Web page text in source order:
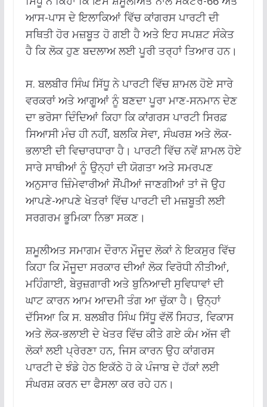
ਆਸ-ਪਾਸ ਦੇ ਇਲਾਕਿਆਂ ਵਿੱਚ ਕਾਂਗਰਸ ਪਾਰਟੀ ਦੀ
ਸਥਿਤੀ ਹੋਰ ਮਜ਼ਬੂਤ ਹੋ ਗਈ ਹੈ ਅਤੇ ਇਹ ਸਪਸ਼ਟ ਸੰਕੇਤ
ਹੈ ਕਿ ਲੋਕ ਹੁਣ ਬਦਲਾਅ ਲਈ ਪੂਰੀ ਤਰ੍ਹਾਂ ਤਿਆਰ ਹਨ।
ਸ. ਬਲਬੀਰ ਸਿੰਘ ਸਿੱਧੂ ਨੇ ਪਾਰਟੀ ਵਿੱਚ ਸ਼ਾਮਲ ਹੋਏ ਸਾਰੇ
ਵਰਕਰਾਂ ਅਤੇ ਆਗੂਆਂ ਨੂੰ ਬਣਦਾ ਪੂਰਾ ਮਾਣ-ਸਨਮਾਨ ਦੇਣ
ਦਾ ਭਰੋਸਾ ਦਿੰਦਿਆਂ ਕਿਹਾ ਕਿ ਕਾਂਗਰਸ ਪਾਰਟੀ ਸਿਰਫ਼
ਸਿਆਸੀ ਮੰਚ ਹੀ ਨਹੀਂ, ਬਲਕਿ ਸੇਵਾ, ਸੰਘਰਸ਼ ਅਤੇ ਲੋਕ-
ਭਲਾਈ ਦੀ ਵਿਚਾਰਧਾਰਾ ਹੈ। ਪਾਰਟੀ ਵਿੱਚ ਨਵੇਂ ਸ਼ਾਮਲ ਹੋਏ
ਸਾਰੇ ਸਾਥੀਆਂ ਨੂੰ ਉਨ੍ਹਾਂ ਦੀ ਯੋਗਤਾ ਅਤੇ ਸਮਰਪਣ
ਅਨੁਸਾਰ ਜ਼ਿੰਮੇਵਾਰੀਆਂ ਸੌਂਪੀਆਂ ਜਾਣਗੀਆਂ ਤਾਂ ਜੋ ਉਹ
ਆਪਣੇ-ਆਪਣੇ ਖੇਤਰਾਂ ਵਿੱਚ ਪਾਰਟੀ ਦੀ ਮਜ਼ਬੂਤੀ ਲਈ
ਸਰਗਰਮ ਭੂਮਿਕਾ ਨਿਭਾ ਸਕਣ।
ਸ਼ਮੂਲੀਅਤ ਸਮਾਗਮ ਦੌਰਾਨ ਮੌਜੂਦ ਲੋਕਾਂ ਨੇ ਇਕਸੁਰ ਵਿੱਚ
ਕਿਹਾ ਕਿ ਮੌਜੂਦਾ ਸਰਕਾਰ ਦੀਆਂ ਲੋਕ ਵਿਰੋਧੀ ਨੀਤੀਆਂ,
ਮਹਿੰਗਾਈ, ਬੇਰੁਜ਼ਗਾਰੀ ਅਤੇ ਬੁਨਿਆਦੀ ਸੁਵਿਧਾਵਾਂ ਦੀ
ਘਾਟ ਕਾਰਨ ਆਮ ਆਦਮੀ ਤੰਗ ਆ ਚੁੱਕਾ ਹੈ। ਉਨ੍ਹਾਂ
ਦੱਸਿਆ ਕਿ ਸ. ਬਲਬੀਰ ਸਿੰਘ ਸਿੱਧੂ ਵੱਲੋਂ ਸਿਹਤ, ਵਿਕਾਸ
ਅਤੇ ਲੋਕ-ਭਲਾਈ ਦੇ ਖੇਤਰ ਵਿੱਚ ਕੀਤੇ ਗਏ ਕੰਮ ਅੱਜ ਵੀ
ਲੋਕਾਂ ਲਈ ਪ੍ਰੇਰਣਾ ਹਨ, ਜਿਸ ਕਾਰਨ ਉਹ ਕਾਂਗਰਸ
ਪਾਰਟੀ ਦੇ ਝੰਡੇ ਹੇਠ ਇਕੱਠੇ ਹੋ ਕੇ ਪੰਜਾਬ ਦੇ ਹੱਕਾਂ ਲਈ
ਸੰਘਰਸ਼ ਕਰਨ ਦਾ ਫੈਸਲਾ ਕਰ ਰਹੇ ਹਨ।